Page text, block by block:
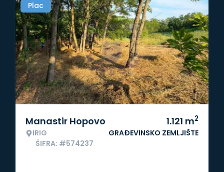
Plac
Manastir Hopovo
IRIG
ŠIFRA: #574237
1.121 m2
GRAĐEVINSKO ZEMLJIŠTE